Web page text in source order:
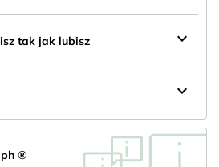
tak jak lubisz keyboard_arrow_down
keyboard_arrow_down
®